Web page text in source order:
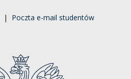
| Poczta e-mail studentów